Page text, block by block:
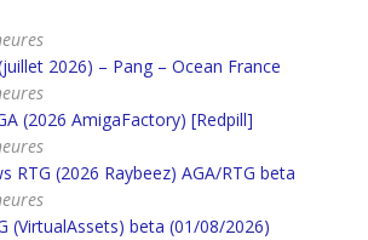
2026) – Pang – Ocean France
(2026 AmigaFactory) [Redpill]
RTG (2026 Raybeez) AGA/RTG beta
(VirtualAssets) beta (01/08/2026)